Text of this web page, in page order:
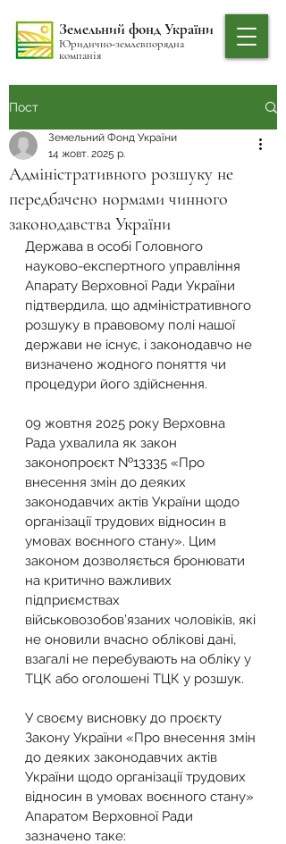
Земельний фонд України
Юридично-землевпорядна
компанія
Пост
Адміністративного розшуку не
передбачено нормами чинного
законодавства України
Земельний Фонд України
14 жовт. 2025 р.
Держава в особі Головного
науково-експертного управління
Апарату Верховної Ради України
підтвердила, що адміністративного
розшуку в правовому полі нашої
держави не існує, і законодавчо не
визначено жодного поняття чи
процедури його здійснення.
09 жовтня 2025 року Верховна
Рада ухвалила як закон
законопроєкт №13335 «Про
внесення змін до деяких
законодавчих актів України щодо
організації трудових відносин в
умовах воєнного стану». Цим
законом дозволяється бронювати
на критично важливих
підприємствах
військовозобов’язаних чоловіків, які
не оновили вчасно облікові дані,
взагалі не перебувають на обліку у
ТЦК або оголошені ТЦК у розшук.
У своєму висновку до проєкту
Закону України «Про внесення змін
до деяких законодавчих актів
України щодо організації трудових
відносин в умовах воєнного стану»
Апаратом Верховної Ради
зазначено таке: